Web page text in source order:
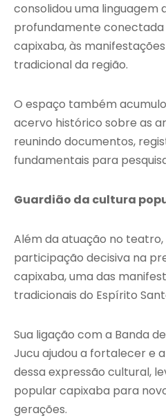
consolidou uma linguagem
profundamente
capixaba, às
tradicional da região.
O espaço também
acervo histórico sobre as
reunindo documentos,
fundamentais para
Guardião da cultura
Além da atuação no teatro,
participação decisiva na
capixaba, uma das
tradicionais do Espírito
Sua ligação com a Banda
Jucu ajudou a fortalecer e
dessa expressão cultural,
popular capixaba para
gerações.